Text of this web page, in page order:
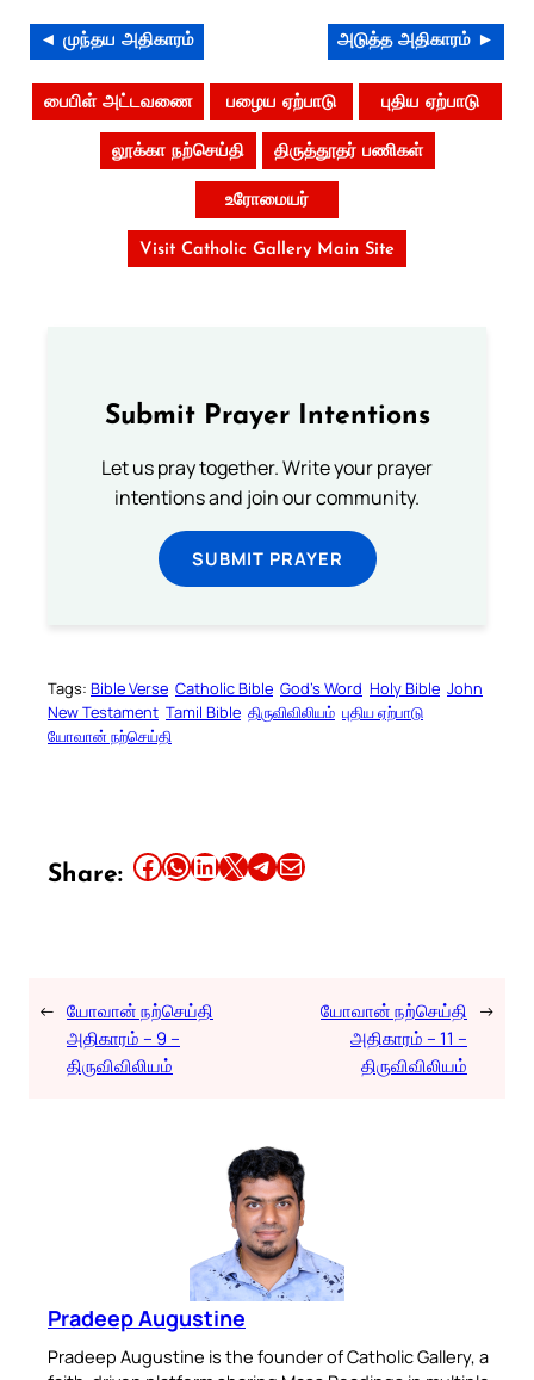
◄ முந்தய அதிகாரம் அடுத்த அதிகாரம் ►
பைபிள் அட்டவணை பழைய ஏற்பாடு புதிய ஏற்பாடு
லூக்கா நற்செய்தி திருத்தூதர் பணிகள்
உரோமையர்
Visit Catholic Gallery Main Site
Submit Prayer Intentions
Let us pray together. Write your prayer
intentions and join our community.
SUBMIT PRAYER
Tags: Bible Verse Catholic Bible God’s Word Holy Bible John
New Testament Tamil Bible திருவிவிலியம் புதிய ஏற்பாடு
யோவான் நற்செய்தி
Share: Share this article on Facebook Share this article on WhatsApp Share this article on LinkedIn Share this article on X Share this article on TelegramEmail this Article
← யோவான் நற்செய்தி
அதிகாரம் – 9 –
திருவிவிலியம்
யோவான் நற்செய்தி
அதிகாரம் – 11 –
திருவிவிலியம்
→
Pradeep Augustine
Pradeep Augustine is the founder of Catholic Gallery, a